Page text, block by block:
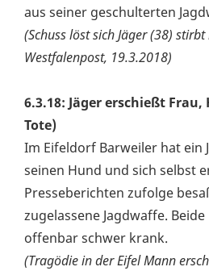
aus seiner geschulterten
(Schuss löst sich Jäger (38)
Westfalenpost, 19.3.2018)
6.3.18: Jäger erschießt
Tote)
Im Eifeldorf Barweiler hat ein
seinen Hund und sich selbst
Presseberichten zufolge
zugelassene Jagdwaffe.
offenbar schwer krank.
(Tragödie in der Eifel Mann